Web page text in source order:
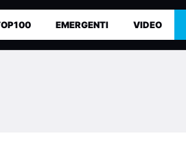
EMERGENTI VIDEO